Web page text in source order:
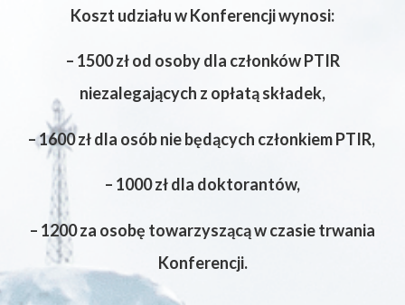
Koszt udziału w Konferencji wynosi:
– 1500 zł od osoby dla członków PTIR
niezalegających z opłatą składek,
– 1600 zł dla osób nie będących członkiem PTIR,
– 1000 zł dla doktorantów,
– 1200 za osobę towarzyszącą w czasie trwania
Konferencji.